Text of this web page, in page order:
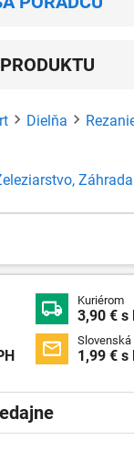
Dielňa
Záhrada
 Kuriérom
3,90 € s
 Slovenská
1,99 € s